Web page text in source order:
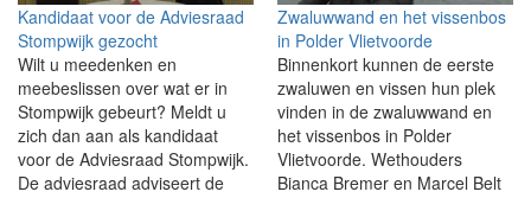
Kandidaat voor de Adviesraad
Stompwijk gezocht
Wilt u meedenken en
meebeslissen over wat er in
Stompwijk gebeurt? Meldt u
zich dan aan als kandidaat
voor de Adviesraad Stompwijk.
De adviesraad adviseert de
Zwaluwwand en het vissenbos
in Polder Vlietvoorde
Binnenkort kunnen de eerste
zwaluwen en vissen hun plek
vinden in de zwaluwwand en
het vissenbos in Polder
Vlietvoorde. Wethouders
Bianca Bremer en Marcel Belt